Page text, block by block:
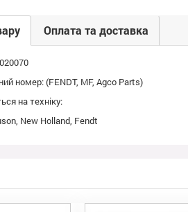
Оплата та доставка
номер: (FENDT, MF, Agco Parts)
на техніку:
New Holland, Fendt